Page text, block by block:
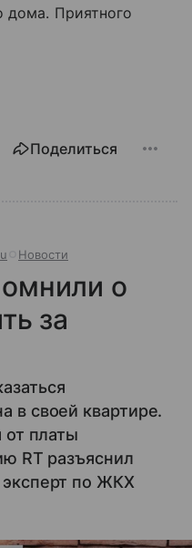
дома. Приятного
Поделиться
Новости
о
за
в своей квартире.
от платы
RT разъяснил
по ЖКХ